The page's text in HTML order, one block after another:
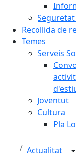
Recollida de
Temes
Serveis
Joventut
Cultura
Pla
Actualitat